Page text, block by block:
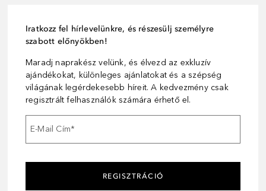
Iratkozz fel hírlevelünkre, és részesülj személyre
szabott előnyökben!
Maradj naprakész velünk, és élvezd az exkluzív
ajándékokat, különleges ajánlatokat és a szépség
világának legérdekesebb híreit. A kedvezmény csak
regisztrált felhasználók számára érhető el.
E-Mail Cím*
REGISZTRÁCIÓ